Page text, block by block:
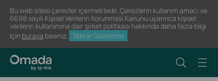
Bu web sitesi çerezler içermektedir. Çerezlerin kullanım amacı ve
6698 sayılı Kişisel Verilerin Korunması Kanunu uyarınca kişisel
verilerin kullanımına dair şirket politikası hakkında daha fazla bilgi
için buraya basınız. Tekrar Gösterme